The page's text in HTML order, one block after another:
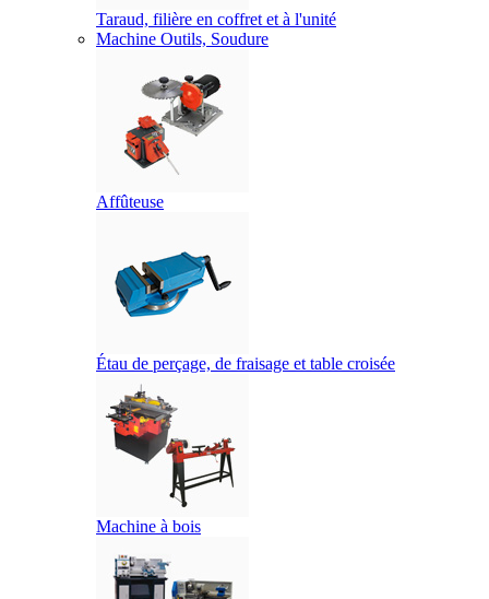
Taraud, filière en coffret et à l'unité
Machine Outils, Soudure
Affûteuse
Étau de perçage, de fraisage et table croisée
Machine à bois